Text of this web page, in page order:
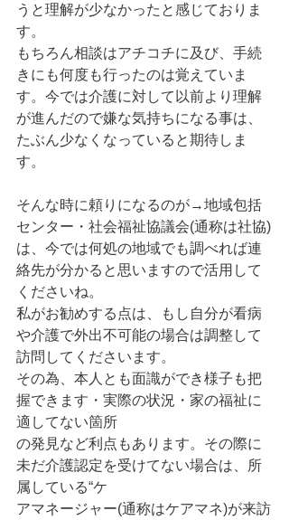
うと理解が少なかったと感じておりま
す。
もちろん相談はアチコチに及び、手続
きにも何度も行ったのは覚えていま
す。今では介護に対して以前より理解
が進んだので嫌な気持ちになる事は、
たぶん少なくなっていると期待しま
す。
そんな時に頼りになるのが→地域包括
センター・社会福祉協議会(通称は社協)
は、今では何処の地域でも調べれば連
絡先が分かると思いますので活用して
くださいね。
私がお勧めする点は、もし自分が看病
や介護で外出不可能の場合は調整して
訪問してくださいます。
その為、本人とも面識ができ様子も把
握できます・実際の状況・家の福祉に
適してない箇所
の発見など利点もあります。その際に
未だ介護認定を受けてない場合は、所
属している“ケ
アマネージャー(通称はケアマネ)が来訪